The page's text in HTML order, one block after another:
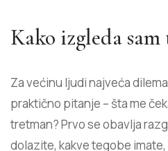
Kako izgleda
Za većinu ljudi najveća
praktično pitanje – šta me
tretman? Prvo se obavlja
dolazite, kakve tegobe